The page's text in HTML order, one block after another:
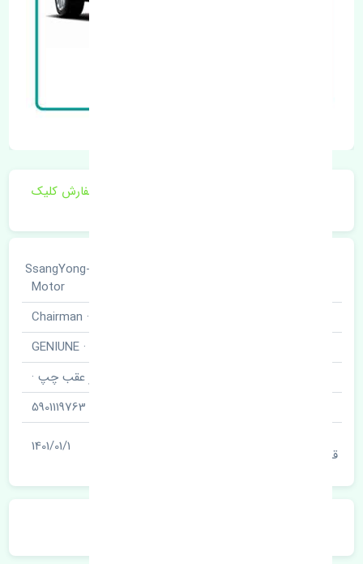
برای اطلاع از موجودی و قیمت به روز روی ثبت سفارش کلیک
سانگ یانگ · SsangYong-
Motor
چیرمن · Chairman
اصلی · GENIUNE
شیلنگ ترمز عقب چپ ·
5901119763
قیمت
1401/01/1